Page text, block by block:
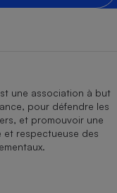
une association à but
pour défendre les
et promouvoir une
et respectueuse des